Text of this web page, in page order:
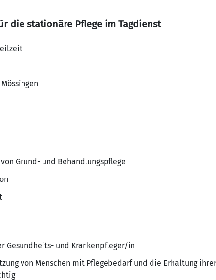
die stationäre Pflege im Tagdienst
Mössingen
Grund- und Behandlungspflege
Gesundheits- und Krankenpfleger/in
von Menschen mit Pflegebedarf und die Erhaltung